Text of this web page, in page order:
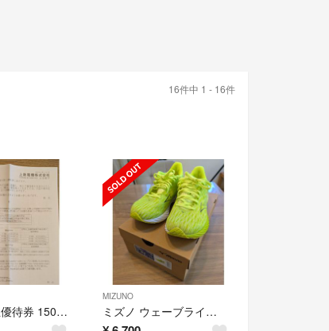
16件中 1 - 16件
Joshin 株主優待券 15000円分 (３冊セット) 上新電機 【新品】
MIZUNO
ミズノ ウェーブライダー28 WAVE RlDER 28